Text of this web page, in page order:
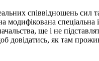
співвідношень сил
спеціальна
ще і не
довідатись, як там